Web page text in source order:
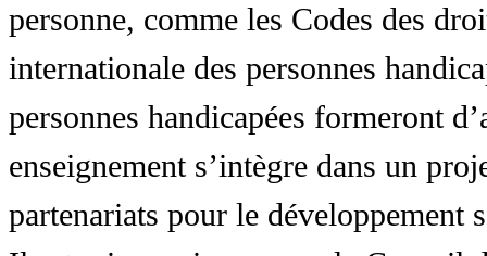
personne, comme les Codes des
internationale des personnes
personnes handicapées formeront
enseignement s’intègre dans un
partenariats pour le développement